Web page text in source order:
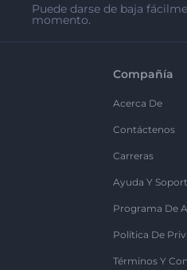
Puede darse de baja
momento.
Compañía
Acerca De
Contáctenos
Carreras
Ayuda Y
Programa De
Política De
Términos Y